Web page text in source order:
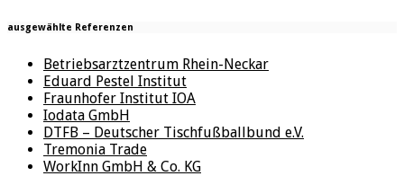
ausgewählte Referenzen
Betriebsarztzentrum Rhein-Neckar
Eduard Pestel Institut
Fraunhofer Institut IOA
Iodata GmbH
DTFB – Deutscher Tischfußballbund e.V.
Tremonia Trade
WorkInn GmbH & Co. KG